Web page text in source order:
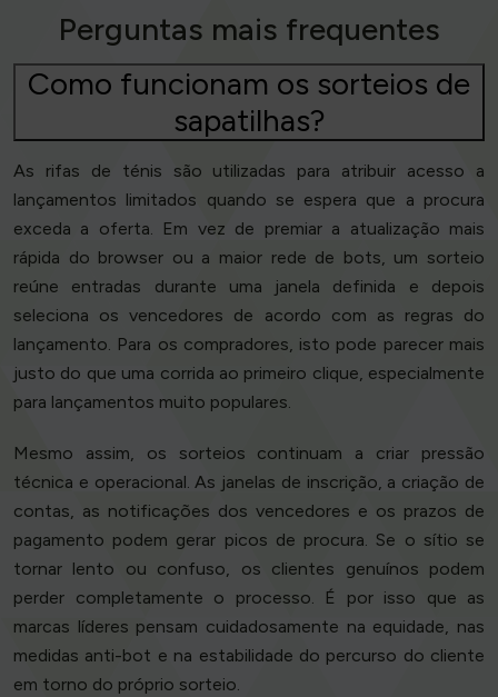
Perguntas mais frequentes
Como funcionam os sorteios de
sapatilhas?
As rifas de ténis são utilizadas para atribuir acesso a
lançamentos limitados quando se espera que a procura
exceda a oferta. Em vez de premiar a atualização mais
rápida do browser ou a maior rede de bots, um sorteio
reúne entradas durante uma janela definida e depois
seleciona os vencedores de acordo com as regras do
lançamento. Para os compradores, isto pode parecer mais
justo do que uma corrida ao primeiro clique, especialmente
para lançamentos muito populares.
Mesmo assim, os sorteios continuam a criar pressão
técnica e operacional. As janelas de inscrição, a criação de
contas, as notificações dos vencedores e os prazos de
pagamento podem gerar picos de procura. Se o sítio se
tornar lento ou confuso, os clientes genuínos podem
perder completamente o processo. É por isso que as
marcas líderes pensam cuidadosamente na equidade, nas
medidas anti-bot e na estabilidade do percurso do cliente
em torno do próprio sorteio.